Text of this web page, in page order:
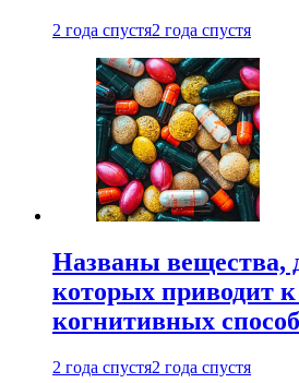
2 года спустя2 года спустя
Названы вещества,
которых приводит
когнитивных
2 года спустя2 года спустя